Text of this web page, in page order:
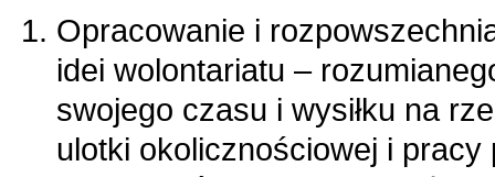
Opracowanie i
idei wolontariatu –
swojego czasu i wysiłku na
ulotki okolicznościowej i